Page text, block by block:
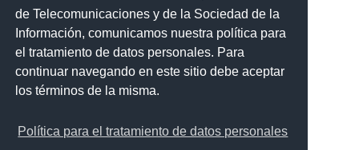
de Telecomunicaciones y de la Sociedad de la
Información, comunicamos nuestra política para
el tratamiento de datos personales. Para
continuar navegando en este sitio debe aceptar
los términos de la misma.
Política para el tratamiento de datos personales